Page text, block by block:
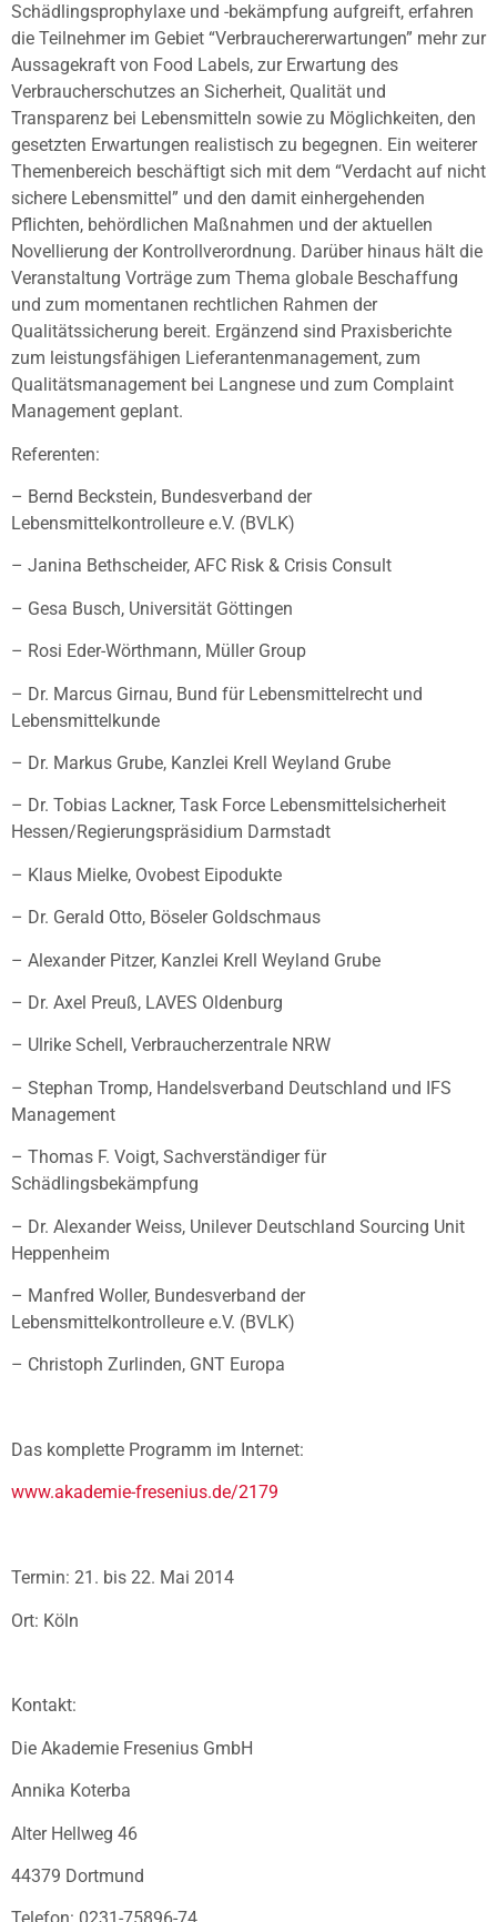
Schädlingsprophylaxe und -bekämpfung aufgreift, erfahren
die Teilnehmer im Gebiet “Verbrauchererwartungen” mehr zur
Aussagekraft von Food Labels, zur Erwartung des
Verbraucherschutzes an Sicherheit, Qualität und
Transparenz bei Lebensmitteln sowie zu Möglichkeiten, den
gesetzten Erwartungen realistisch zu begegnen. Ein weiterer
Themenbereich beschäftigt sich mit dem “Verdacht auf nicht
sichere Lebensmittel” und den damit einhergehenden
Pflichten, behördlichen Maßnahmen und der aktuellen
Novellierung der Kontrollverordnung. Darüber hinaus hält die
Veranstaltung Vorträge zum Thema globale Beschaffung
und zum momentanen rechtlichen Rahmen der
Qualitätssicherung bereit. Ergänzend sind Praxisberichte
zum leistungsfähigen Lieferantenmanagement, zum
Qualitätsmanagement bei Langnese und zum Complaint
Management geplant.
Referenten:
– Bernd Beckstein, Bundesverband der
Lebensmittelkontrolleure e.V. (BVLK)
– Janina Bethscheider, AFC Risk & Crisis Consult
– Gesa Busch, Universität Göttingen
– Rosi Eder-Wörthmann, Müller Group
– Dr. Marcus Girnau, Bund für Lebensmittelrecht und
Lebensmittelkunde
– Dr. Markus Grube, Kanzlei Krell Weyland Grube
– Dr. Tobias Lackner, Task Force Lebensmittelsicherheit
Hessen/Regierungspräsidium Darmstadt
– Klaus Mielke, Ovobest Eipodukte
– Dr. Gerald Otto, Böseler Goldschmaus
– Alexander Pitzer, Kanzlei Krell Weyland Grube
– Dr. Axel Preuß, LAVES Oldenburg
– Ulrike Schell, Verbraucherzentrale NRW
– Stephan Tromp, Handelsverband Deutschland und IFS
Management
– Thomas F. Voigt, Sachverständiger für
Schädlingsbekämpfung
– Dr. Alexander Weiss, Unilever Deutschland Sourcing Unit
Heppenheim
– Manfred Woller, Bundesverband der
Lebensmittelkontrolleure e.V. (BVLK)
– Christoph Zurlinden, GNT Europa
Das komplette Programm im Internet:
www.akademie-fresenius.de/2179
Termin: 21. bis 22. Mai 2014
Ort: Köln
Kontakt:
Die Akademie Fresenius GmbH
Annika Koterba
Alter Hellweg 46
44379 Dortmund